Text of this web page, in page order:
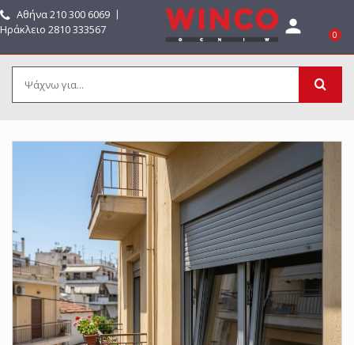
Αθήνα210 300 6069 〡
Ηράκλειο 2810 333567
 0